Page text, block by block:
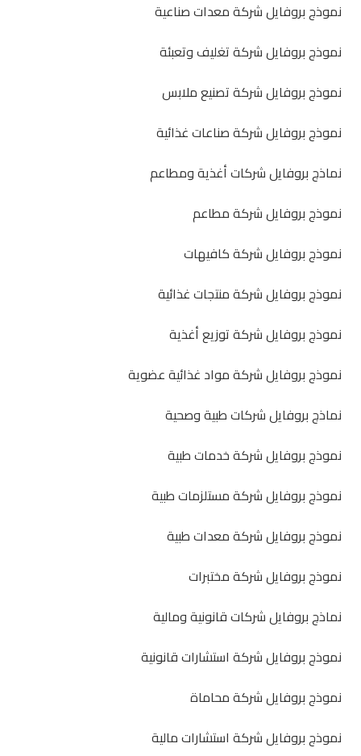
نموذج بروفايل شركة معدات صناعية
نموذج بروفايل شركة تغليف وتعبئة
نموذج بروفايل شركة تصنيع ملابس
نموذج بروفايل شركة صناعات غذائية
نماذج بروفايل شركات أغذية ومطاعم
نموذج بروفايل شركة مطاعم
نموذج بروفايل شركة كافيهات
نموذج بروفايل شركة منتجات غذائية
نموذج بروفايل شركة توزيع أغذية
نموذج بروفايل شركة مواد غذائية عضوية
نماذج بروفايل شركات طبية وصحية
نموذج بروفايل شركة خدمات طبية
نموذج بروفايل شركة مستلزمات طبية
نموذج بروفايل شركة معدات طبية
نموذج بروفايل شركة مختبرات
نماذج بروفايل شركات قانونية ومالية
نموذج بروفايل شركة استشارات قانونية
نموذج بروفايل شركة محاماة
نموذج بروفايل شركة استشارات مالية